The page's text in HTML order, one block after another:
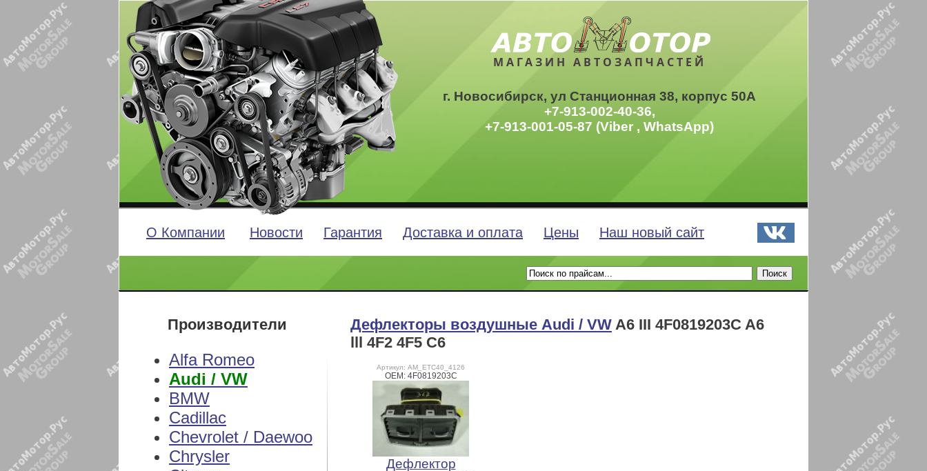
МАГАЗИН АВТОЗАПЧАСТЕЙ
г. Новосибирск, ул Станционная 38, корпус 50А
+7-913-002-40-36,
+7-913-001-05-87 (Viber , WhatsApp)
О Компании Новости Гарантия Доставка и оплата Цены Наш новый сайт
Производители
Alfa Romeo
Audi / VW
BMW
Cadillac
Chevrolet / Daewoo
Chrysler
Дефлекторы воздушные Audi / VW A6 III 4F0819203C A6
lll 4F2 4F5 C6
Артикул: AM_ETC40_4126
OEM: 4F0819203C
Дефлектор